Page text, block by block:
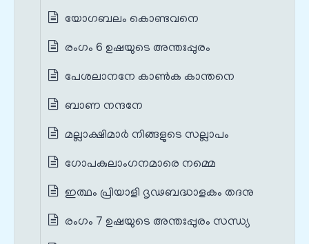
യോഗബലം കൊണ്ടവനെ
രംഗം 6 ഉഷയുടെ അന്തഃപ്പുരം
പേശലാനനേ കാൺക കാന്തനെ
ബാണ നന്ദനേ
മല്ലാക്ഷിമാർ നിങ്ങളുടെ സല്ലാപം
ഗോപകുലാംഗനമാരെ നമ്മെ
ഇത്ഥം പ്രിയാളി ദൃഢബദ്ധാളകം തദനു
രംഗം 7 ഉഷയുടെ അന്തഃപ്പുരം സന്ധ്യ